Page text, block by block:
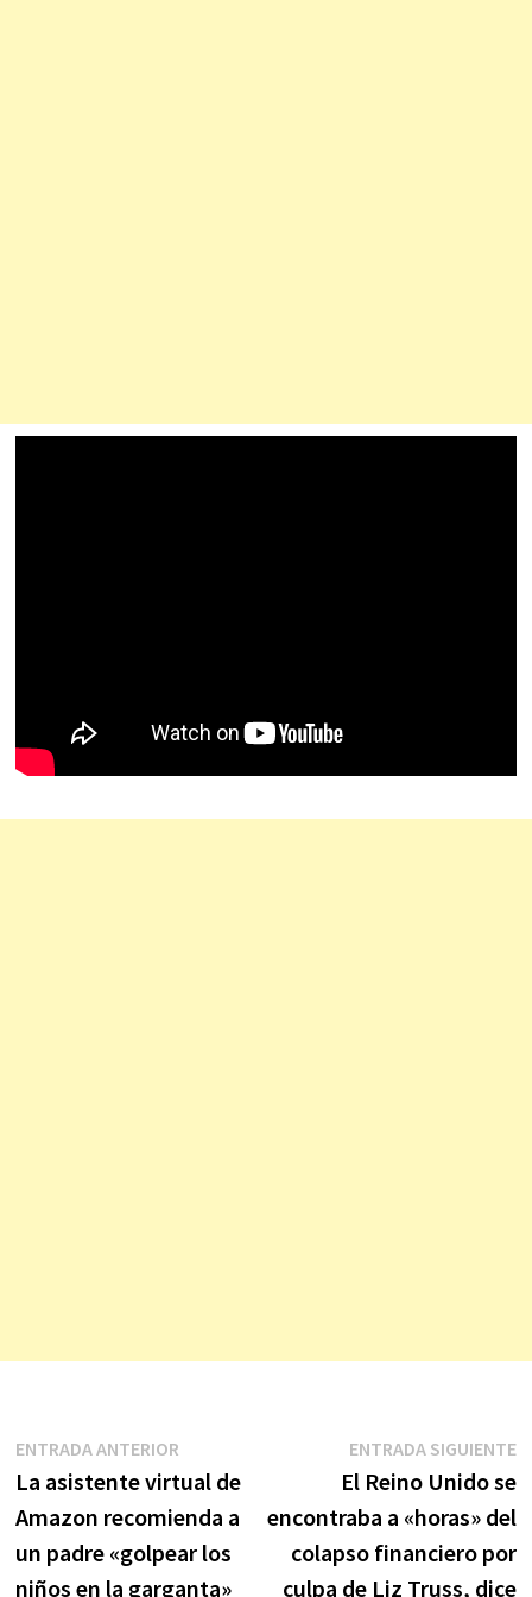
Navegación
de
entradas
ENTRADA ANTERIOREntrada
anterior:
La asistente virtual de
Amazon recomienda a
un padre «golpear los
niños en la garganta»
ENTRADA SIGUIENTE
El Reino Unido se
encontraba a «horas» del
colapso financiero por
culpa de Liz Truss, dice